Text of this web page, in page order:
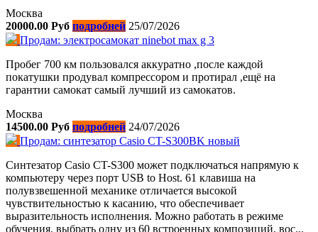
Москва
20000.00 Руб подробней 25/07/2026
Продам: электросамокат ninebot max g 3
Пробег 700 км пользовался аккуратно ,после каждой
покатушки продувал компрессором и протирал ,ещё на
гарантии самокат самый лучший из самокатов.
Москва
14500.00 Руб подробней 24/07/2026
Продам: синтезатор Casio CT-S300BK новый
Синтезатор Casio CT-S300 может подключаться напрямую к
компьютеру через порт USB to Host. 61 клавиша на
полувзвешенной механике отличается высокой
чувствительностью к касанию, что обеспечивает
выразительность исполнения. Можно работать в режиме
обучения, выбрать одну из 60 встроенных композиций, вос...